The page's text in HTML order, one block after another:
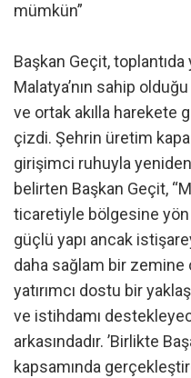
mümkün”
Başkan Geçit, toplantıda
Malatya’nın sahip
ve ortak akılla harekete
çizdi. Şehrin üretim
girişimci ruhuyla
belirten Başkan Geçit,
ticaretiyle bölgesine
güçlü yapı ancak
daha sağlam bir
yatırımcı dostu bir
ve istihdamı
arkasındadır. ’Birlikte
kapsamında